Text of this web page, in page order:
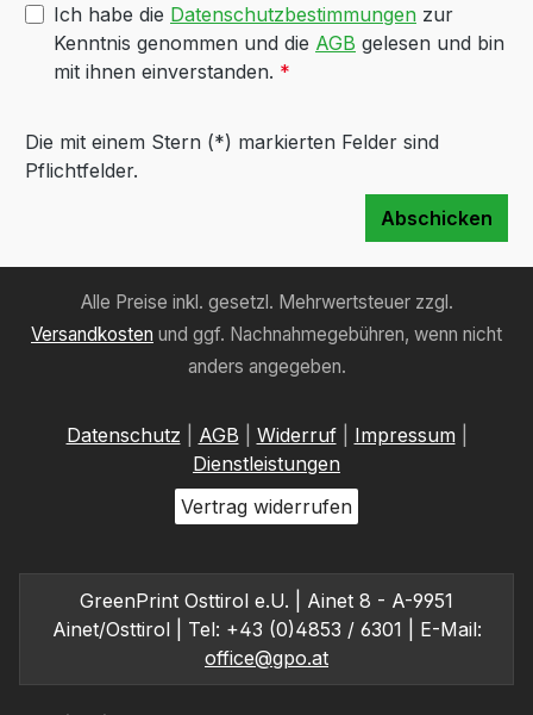
Ich habe die Datenschutzbestimmungen zur
Kenntnis genommen und die AGB gelesen und bin
mit ihnen einverstanden. *
Die mit einem Stern (*) markierten Felder sind
Pflichtfelder.
Abschicken
Alle Preise inkl. gesetzl. Mehrwertsteuer zzgl.
Versandkosten und ggf. Nachnahmegebühren, wenn nicht
anders angegeben.
Datenschutz AGB Widerruf| Impressum
Dienstleistungen
Vertrag widerrufen
GreenPrint Osttirol e.U. | Ainet 8 - A-9951
Ainet/Osttirol | Tel: +43 (0)4853 / 6301 | E-Mail:
office@gpo.at